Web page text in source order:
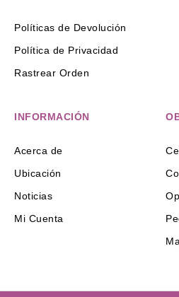
Políticas de Devolución
Política de Privacidad
Rastrear Orden
INFORMACIÓN
Acerca de
Ubicación
Noticias
Mi Cuenta